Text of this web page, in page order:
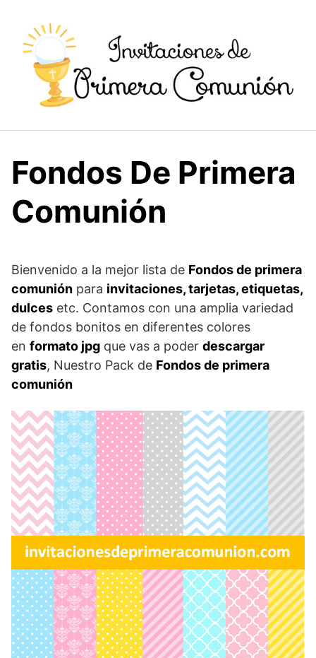
contenido
Fondos De Primera
Comunión
Bienvenido a la mejor lista de Fondos de primera
comunión para invitaciones, tarjetas, etiquetas,
dulces etc. Contamos con una amplia variedad
de fondos bonitos en diferentes colores
en formato jpg que vas a poder descargar
gratis, Nuestro Pack de Fondos de primera
comunión